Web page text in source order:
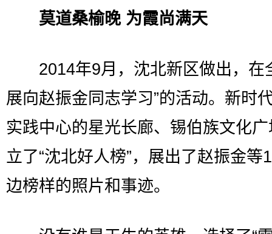
莫道桑榆晚 为霞尚满天
2014年9月，沈北新区做出，在
展向赵振金同志学习”的活动。新时
实践中心的星光长廊、锡伯族文化
立了“沈北好人榜”，展出了赵振金等
边榜样的照片和事迹。